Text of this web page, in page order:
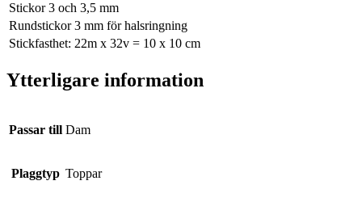
Stickor 3 och 3,5 mm
Rundstickor 3 mm för halsringning
Stickfasthet: 22m x 32v = 10 x 10 cm
Ytterligare information
Passar till Dam
Plaggtyp Toppar